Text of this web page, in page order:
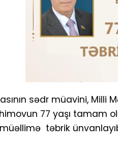
sədr müavini, Milli
77 yaşı tamam
təbrik